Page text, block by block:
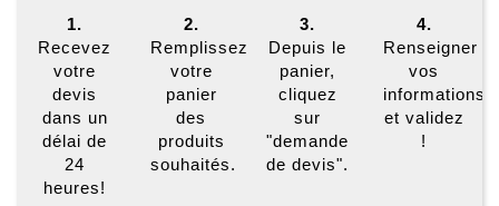
1.
Recevez
votre
devis
dans un
délai de
24
heures!
2.
Remplissez
votre
panier
des
produits
souhaités.
3.
Depuis le
panier,
cliquez
sur
"demande
de devis".
4.
Renseigner
vos
informations
et validez
!